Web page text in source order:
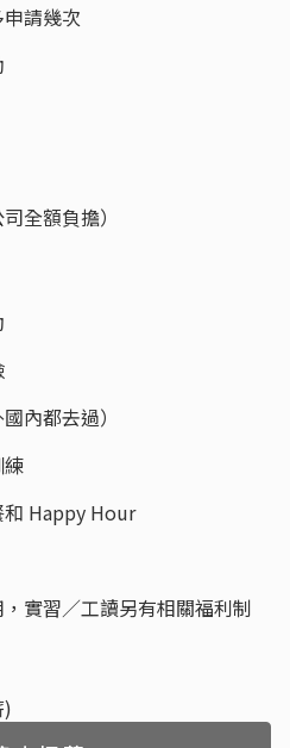
請幾次
全額負擔）
內都去過）
練
和 Happy Hour
，實習／工讀另有相關福利制